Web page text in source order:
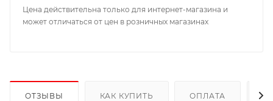
Цена действительна только для интернет-магазина и
может отличаться от цен в розничных магазинах
ОТЗЫВЫ КАК КУПИТЬ ОПЛАТА